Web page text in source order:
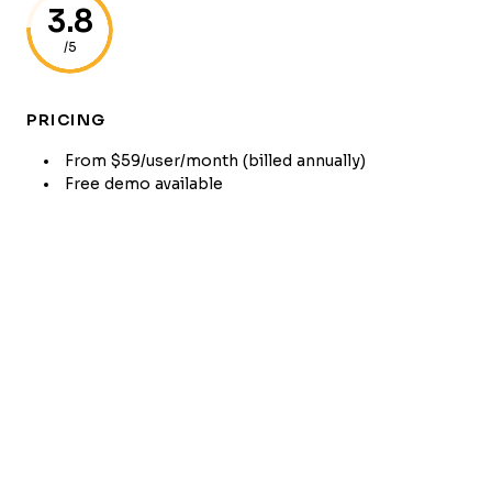
3.8
/5
PRICING
From $59/user/month (billed annually)
Free demo available